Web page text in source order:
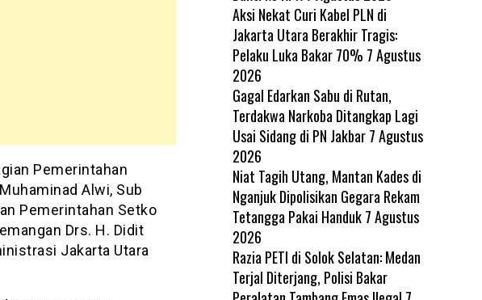
Pemerintahan
Alwi, Sub
Pemerintahan Setko
Drs. H. Didit
Jakarta Utara
Aksi Nekat Curi Kabel PLN di
Jakarta Utara Berakhir Tragis:
Pelaku Luka Bakar 70% 7 Agustus
2026
Gagal Edarkan Sabu di Rutan,
Terdakwa Narkoba Ditangkap Lagi
Usai Sidang di PN Jakbar 7 Agustus
2026
Niat Tagih Utang, Mantan Kades di
Nganjuk Dipolisikan Gegara Rekam
Tetangga Pakai Handuk 7 Agustus
2026
Razia PETI di Solok Selatan: Medan
Terjal Diterjang, Polisi Bakar